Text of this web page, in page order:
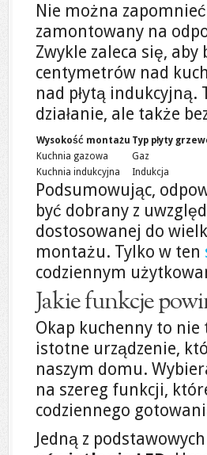
Nie można
zamontowany na
Zwykle zaleca się, aby
centymetrów nad
nad płytą
działanie, ale także
Wysokość montażu Typ płyty
Kuchnia gazowa
Gaz
Kuchnia indukcyjna
Indukcja
Podsumowując,
być dobrany z
dostosowanej do
montażu. Tylko w ten
codziennym
Jakie funkcje
Okap kuchenny to
istotne urządzenie,
naszym domu.
na szereg funkcji,
codziennego
Jedną z